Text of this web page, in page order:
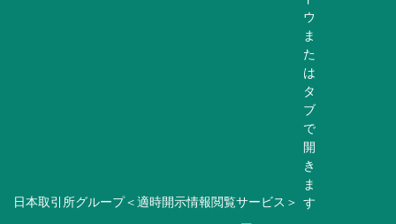
日本取引所グループ＜適時開示情報閲覧サービス＞